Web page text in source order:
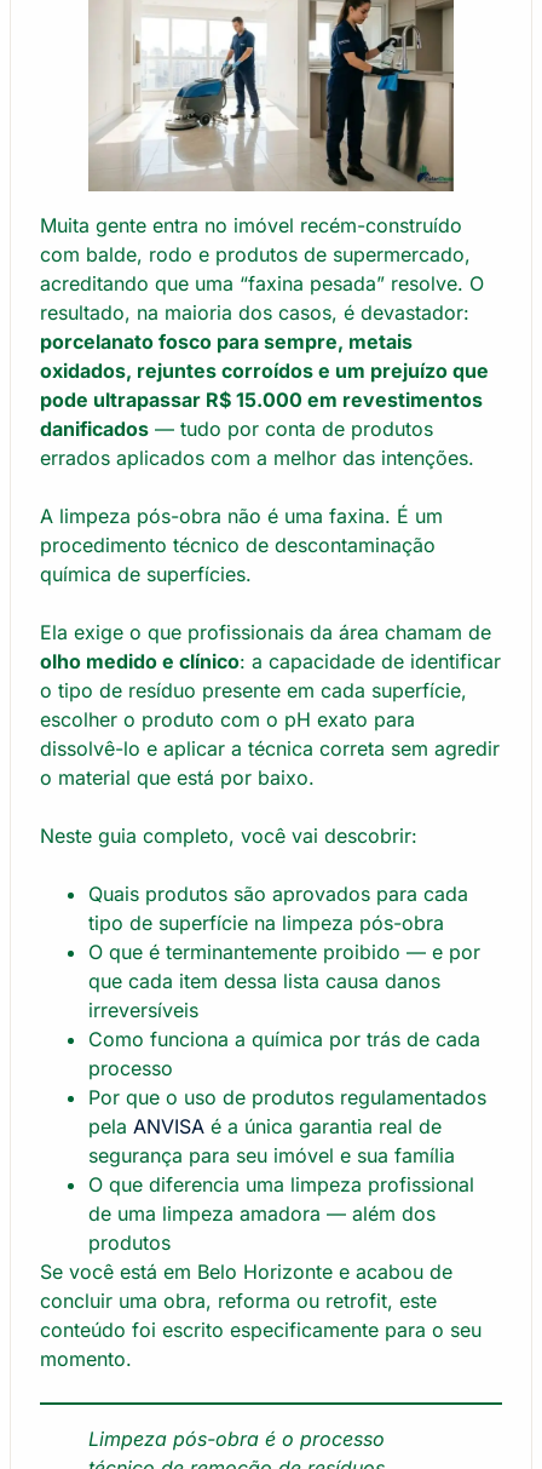
Muita gente entra no imóvel recém-construído
com balde, rodo e produtos de supermercado,
acreditando que uma “faxina pesada” resolve. O
resultado, na maioria dos casos, é devastador:
porcelanato fosco para sempre, metais
oxidados, rejuntes corroídos e um prejuízo que
pode ultrapassar R$ 15.000 em revestimentos
danificados — tudo por conta de produtos
errados aplicados com a melhor das intenções.
A limpeza pós-obra não é uma faxina. É um
procedimento técnico de descontaminação
química de superfícies.
Ela exige o que profissionais da área chamam de
olho medido e clínico: a capacidade de identificar
o tipo de resíduo presente em cada superfície,
escolher o produto com o pH exato para
dissolvê-lo e aplicar a técnica correta sem agredir
o material que está por baixo.
Neste guia completo, você vai descobrir:
Quais produtos são aprovados para cada
tipo de superfície na limpeza pós-obra
O que é terminantemente proibido — e por
que cada item dessa lista causa danos
irreversíveis
Como funciona a química por trás de cada
processo
Por que o uso de produtos regulamentados
pela ANVISA é a única garantia real de
segurança para seu imóvel e sua família
O que diferencia uma limpeza profissional
de uma limpeza amadora — além dos
produtos
Se você está em Belo Horizonte e acabou de
concluir uma obra, reforma ou retrofit, este
conteúdo foi escrito especificamente para o seu
momento.
Limpeza pós-obra é o processo